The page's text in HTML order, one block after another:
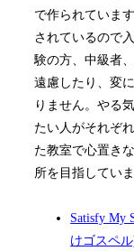
で作られていま
されているので
験の方、中級者
遠慮したり、変
りません。やる
たい人がそれぞ
た教室で心置き
所を目指していま
Satisfy My
けゴスペ